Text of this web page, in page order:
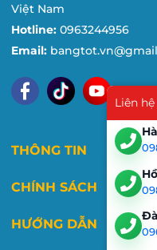
♦ Bảo hành bảng trong
việc nếu xảy ra bất cứ
xuất.
——————————- QUÀ
BẢNG LẬT DI
Việt Nam
Hotline: 0963244956
Email:
THÔNG TIN
CHÍNH SÁCH
HƯỚNG DẪN
Liên